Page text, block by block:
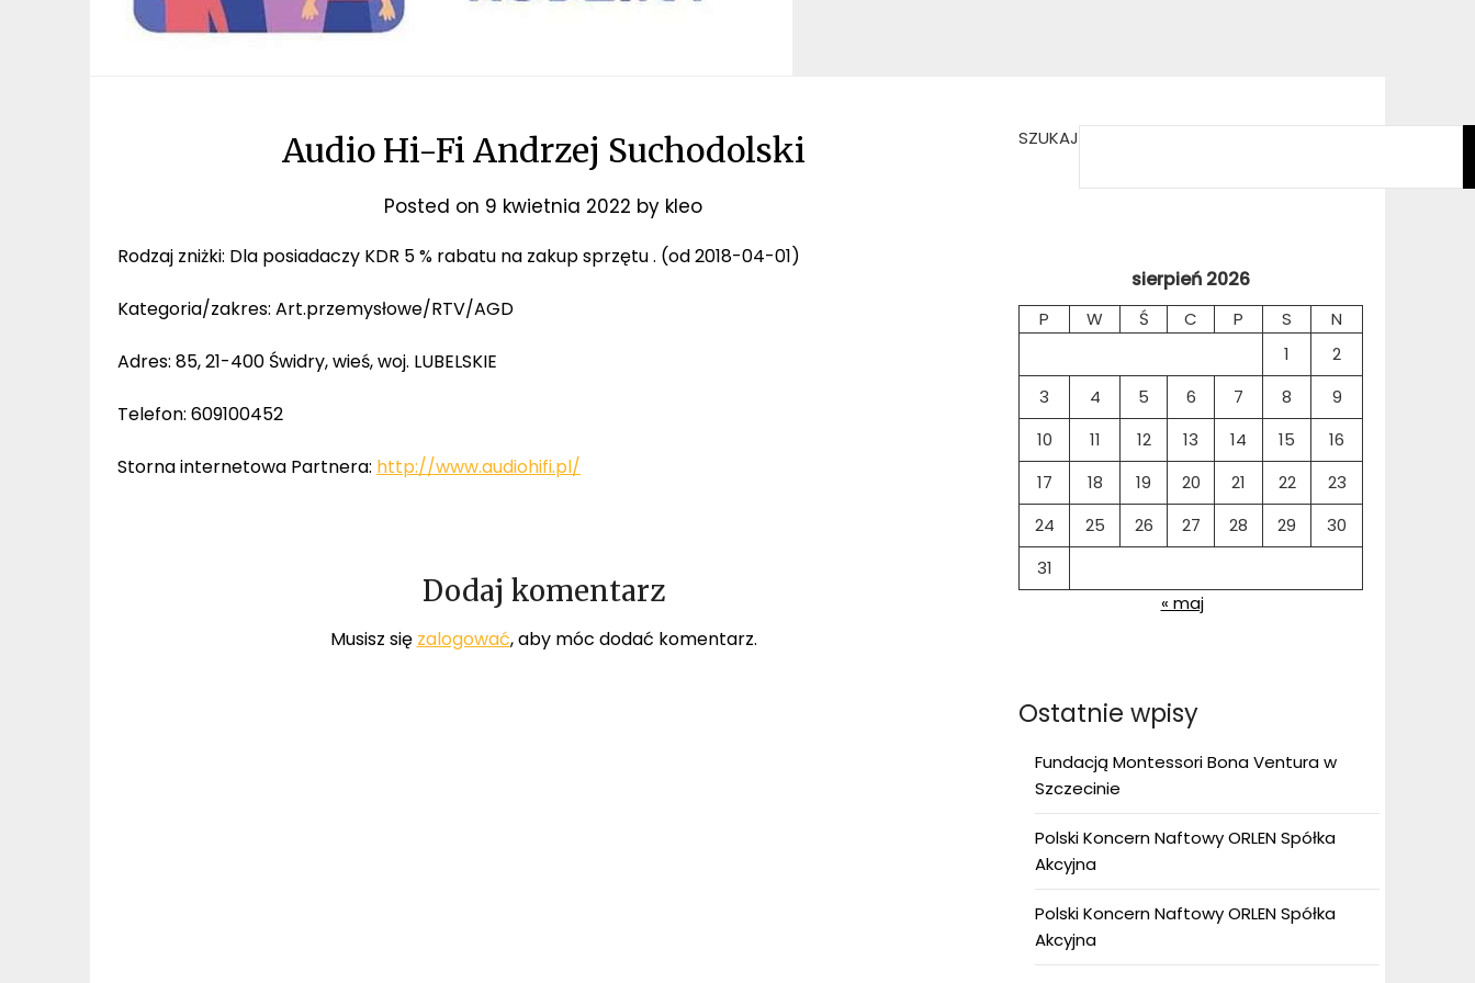
Audio Hi-Fi Andrzej Suchodolski
Posted on 9 kwietnia 2022 by kleo
Rodzaj zniżki: Dla posiadaczy KDR 5 % rabatu na zakup sprzętu . (od 2018-04-01)
Kategoria/zakres: Art.przemysłowe/RTV/AGD
Adres: 85, 21-400 Świdry, wieś, woj. LUBELSKIE
Telefon: 609100452
Storna internetowa Partnera: http://www.audiohifi.pl/
Dodaj komentarz
Musisz się zalogować, aby móc dodać komentarz.
SZUKAJ
sierpień 2026
P W Ś C P S
N
1
2
3
4 5 6 7 8
9
10
11 12 13 14 15
16
17
18 19 20 21 22
23
24
25 26 27 28 29
30
31
« maj
Ostatnie wpisy
Fundacją Montessori Bona Ventura w
Szczecinie
Polski Koncern Naftowy ORLEN Spółka
Akcyjna
Polski Koncern Naftowy ORLEN Spółka
Akcyjna